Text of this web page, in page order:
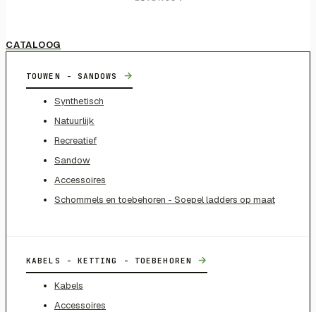
CATALOOG
TOUWEN - SANDOWS →
Synthetisch
Natuurlijk
Recreatief
Sandow
Accessoires
Schommels en toebehoren - Soepel ladders op maat
KABELS - KETTING - TOEBEHOREN →
Kabels
Accessoires